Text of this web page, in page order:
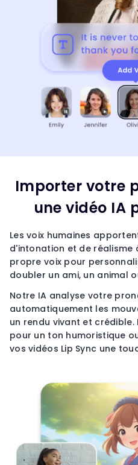
Importer votre
une vidéo IA
Les voix humaines
d'intonation et de réalisme
propre voix pour
doubler un ami, un animal
Notre IA analyse votre
automatiquement les
un rendu vivant et crédible.
pour un ton humoristique
vos vidéos Lip Sync une